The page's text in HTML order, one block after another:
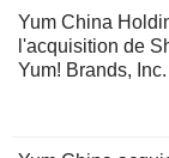
Yum China
l'acquisition de
Yum! Brands,